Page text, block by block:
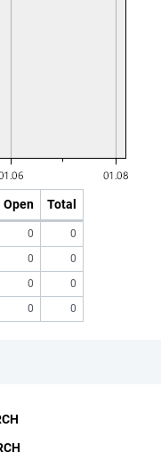
Open Total
0
0
0
0
0
0
0 0